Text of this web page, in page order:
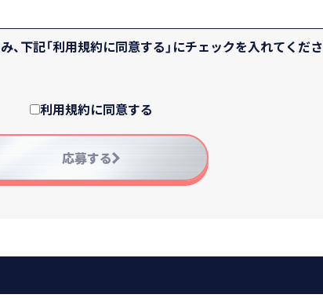
のとしますが、以下の内容でTBSが無期限、無償で自
ものではありません）
ターネット配信での利用
とした利用
）、インターネット配信での利用
送やインターネット以外の媒体（今後開発されるあら
下記「利用規約に同意する」にチェックを入れてくだ
利用規約に同意する
応募する